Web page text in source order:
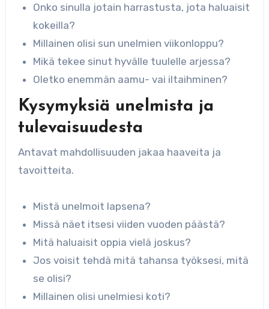
Onko sinulla jotain harrastusta, jota haluaisit
kokeilla?
Millainen olisi sun unelmien viikonloppu?
Mikä tekee sinut hyvälle tuulelle arjessa?
Oletko enemmän aamu- vai iltaihminen?
Kysymyksiä unelmista ja
tulevaisuudesta
Antavat mahdollisuuden jakaa haaveita ja
tavoitteita.
Mistä unelmoit lapsena?
Missä näet itsesi viiden vuoden päästä?
Mitä haluaisit oppia vielä joskus?
Jos voisit tehdä mitä tahansa työksesi, mitä
se olisi?
Millainen olisi unelmiesi koti?